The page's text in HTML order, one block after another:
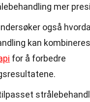
mer
også
kan
for å forbedre